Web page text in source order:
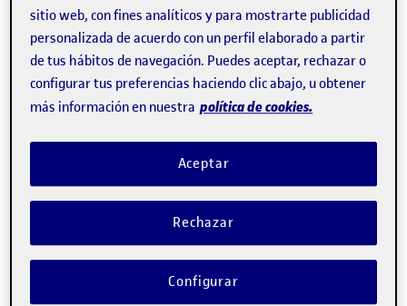
empezaron a andar nuestros ancestros. Una start-up
india que fabrica dispositivos de asistencia y
rehabilitación para personas con diversidad funcionaly
estudia el movimiento del cuerpo para adaptarlos al
detalle. O un arquitecto italiano establecido en Nueva
diseñó una escultura mezclando los conceptos
de movimiento, vacío y solidezpara experimentar con las
fronteras entre el arte y la tecnología. Estas son algunas
de las aplicaciones prácticas que ha tenido hasta ahora el
producto que ofrece Chordata Motion, compañía fundada
sitio web, con fines analíticos y para mostrarte publicidad
personalizada de acuerdo con un perfil elaborado a partir
de tus hábitos de navegación. Puedes aceptar, rechazar o
configurar tus preferencias haciendo clic abajo, u obtener
más información en nuestra política de cookies.
Rechazar
Aceptar
Configurar